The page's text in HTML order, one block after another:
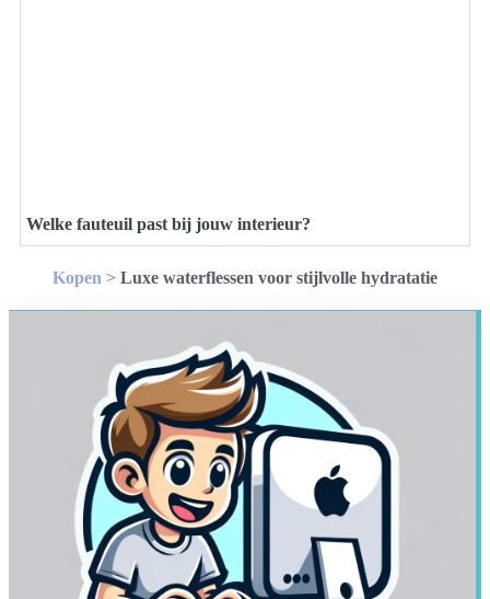
Welke fauteuil past bij jouw interieur?
Kopen > Luxe waterflessen voor stijlvolle hydratatie